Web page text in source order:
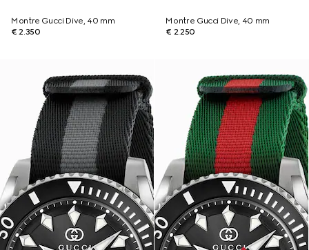
Montre Gucci Dive, 40 mm
€ 2.350
Montre Gucci Dive, 40 mm
€ 2.250